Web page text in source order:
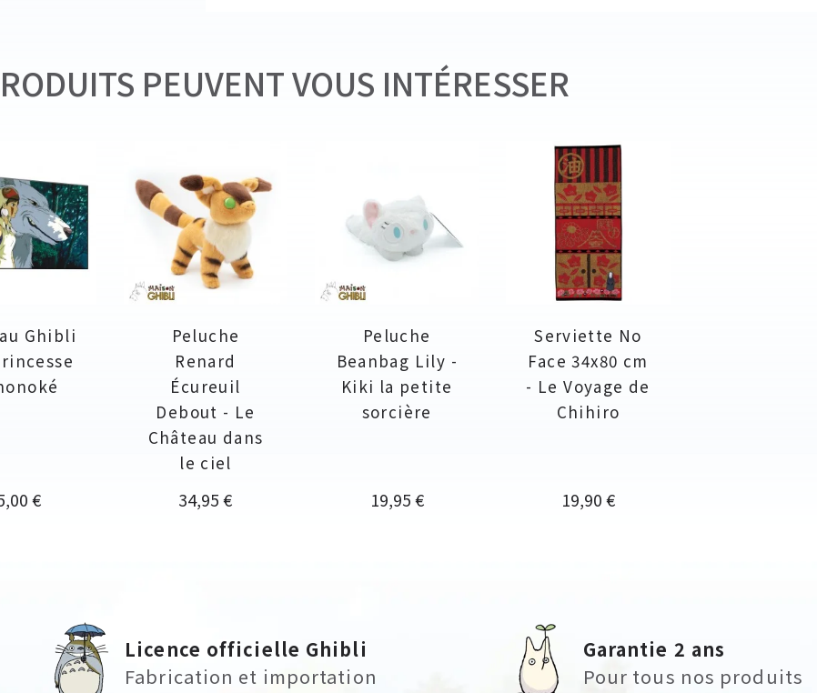
PEUVENT VOUS INTÉRESSER
Ghibli
€
Peluche
Renard
Écureuil
Debout - Le
Château dans
le ciel
Prix
34,95 €
Peluche
Beanbag Lily -
Kiki la petite
sorcière
Prix
19,95 €
Serviette No
Face 34x80 cm
- Le Voyage de
Chihiro
Prix
19,90 €
Licence officielle Ghibli
Fabrication et importation
Garantie 2 ans
Pour tous nos produits